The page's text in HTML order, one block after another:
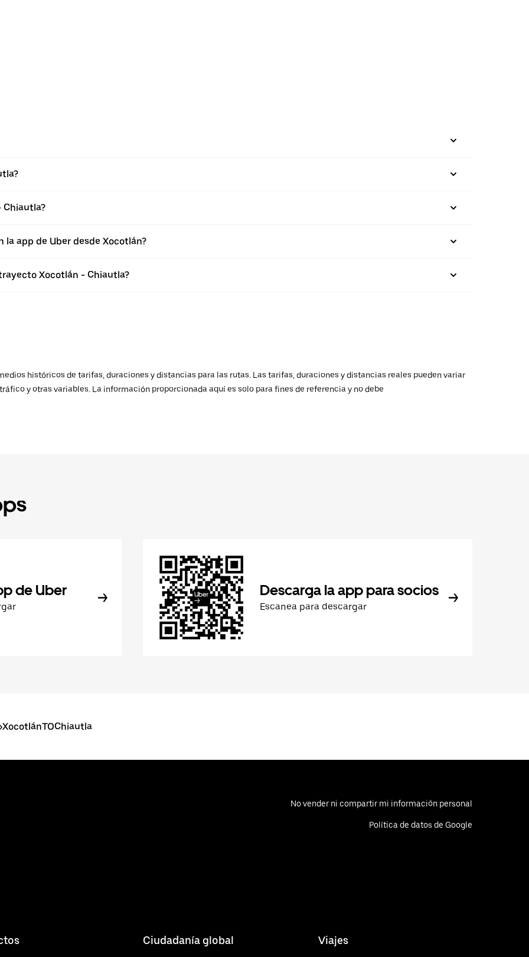
app de Uber desde Xocotlán?
Xocotlán - Chiautla?
históricos de tarifas, duraciones y distancias para las rutas. Las tarifas, duraciones y distancias reales pueden variar
y otras variables. La información proporcionada aquí es solo para fines de referencia y no debe
de Uber Descarga la app para socios
Escanea para descargar
XocotlánTOChiautla
No vender ni compartir mi información personal
Política de datos de Google
Ciudadanía global Viajes